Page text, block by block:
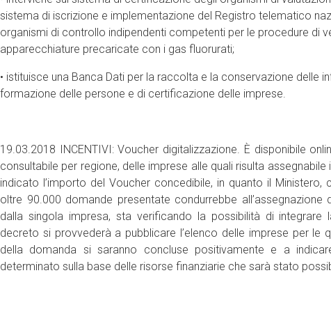
sistema di iscrizione e implementazione del Registro telematico
organismi di controllo indipendenti competenti per le procedure di
apparecchiature precaricate con i gas fluorurati;
• istituisce una Banca Dati per la raccolta e la conservazione delle
formazione delle persone e di certificazione delle imprese.
19.03.2018 INCENTIVI: Voucher digitalizzazione. È disponibile
consultabile per regione, delle imprese alle quali risulta
indicato l’importo del Voucher concedibile, in quanto il
oltre 90.000 domande presentate condurrebbe all’assegnazione
dalla singola impresa, sta verificando la possibilità di integrare
decreto si provvederà a pubblicare l’elenco delle imprese per le
della domanda si saranno concluse positivamente e a
determinato sulla base delle risorse finanziarie che sarà stato